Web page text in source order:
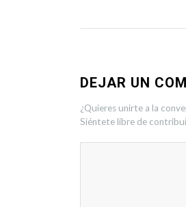
DEJAR UN
¿Quieres unirte a la
Siéntete libre de